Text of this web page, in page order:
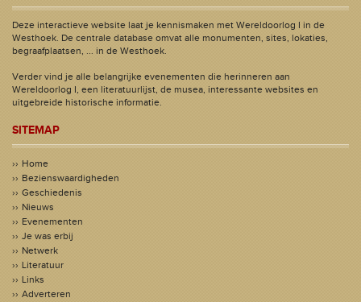
Deze interactieve website laat je kennismaken met Wereldoorlog I in de
Westhoek. De centrale database omvat alle monumenten, sites, lokaties,
begraafplaatsen, ... in de Westhoek.
Verder vind je alle belangrijke evenementen die herinneren aan
Wereldoorlog I, een literatuurlijst, de musea, interessante websites en
uitgebreide historische informatie.
SITEMAP
Home
Bezienswaardigheden
Geschiedenis
Nieuws
Evenementen
Je was erbij
Netwerk
Literatuur
Links
Adverteren